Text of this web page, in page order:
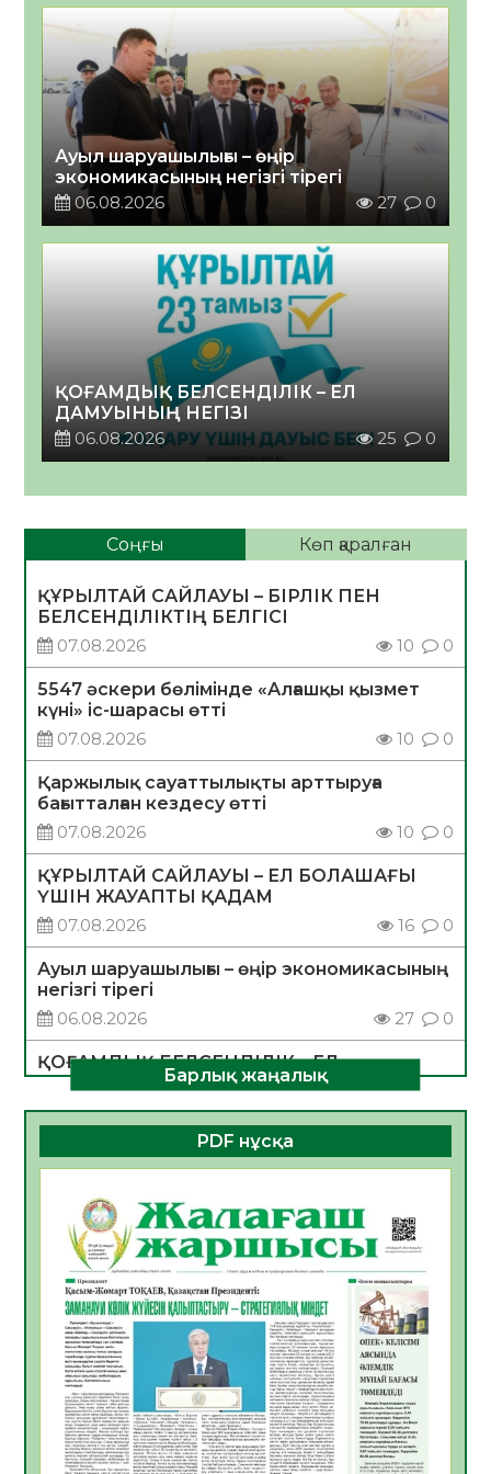
Ауыл шаруашылығы – өңір
экономикасының негізгі тірегі
06.08.2026
27 0
ҚОҒАМДЫҚ БЕЛСЕНДІЛІК – ЕЛ
ДАМУЫНЫҢ НЕГІЗІ
06.08.2026
25 0
Соңғы Көп қаралған
ҚҰРЫЛТАЙ САЙЛАУЫ – БІРЛІК ПЕН
БЕЛСЕНДІЛІКТІҢ БЕЛГІСІ
07.08.2026
10 0
5547 әскери бөлімінде «Алғашқы қызмет
күні» іс-шарасы өтті
07.08.2026
10 0
Қаржылық сауаттылықты арттыруға
бағытталған кездесу өтті
07.08.2026
10 0
ҚҰРЫЛТАЙ САЙЛАУЫ – ЕЛ БОЛАШАҒЫ
ҮШІН ЖАУАПТЫ ҚАДАМ
07.08.2026
16 0
Ауыл шаруашылығы – өңір экономикасының
негізгі тірегі
06.08.2026
27 0
ҚОҒАМДЫҚ БЕЛСЕНДІЛІК – ЕЛ
ДАМУЫНЫҢ НЕГІЗІ
06.08.2026
25 0
ҚҰРЫЛТАЙ САЙЛАУЫ – БОЛАШАҚҚА
БАСТАР ЖАУАПТЫ ТАҢДАУ
06.08.2026
Инфекциялық ауруларға қарсы иммундау
жұмыстарының тиімділігі
06.08.2026
29
Көкжөтел ауруы туралы
06.08.2026
26
АПВ вакцинасы туралы мәлімет
06.08.2026
27
Барлық жаңалық
PDF нұсқа